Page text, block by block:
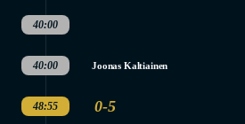
40:00
40:00 Joonas Kaltiainen
48:55 0-5